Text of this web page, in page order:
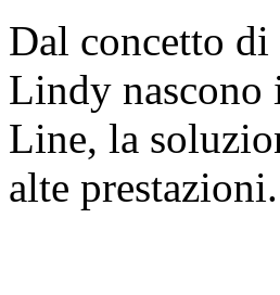
Dal concetto
Lindy
Line, la
alte prestazioni.